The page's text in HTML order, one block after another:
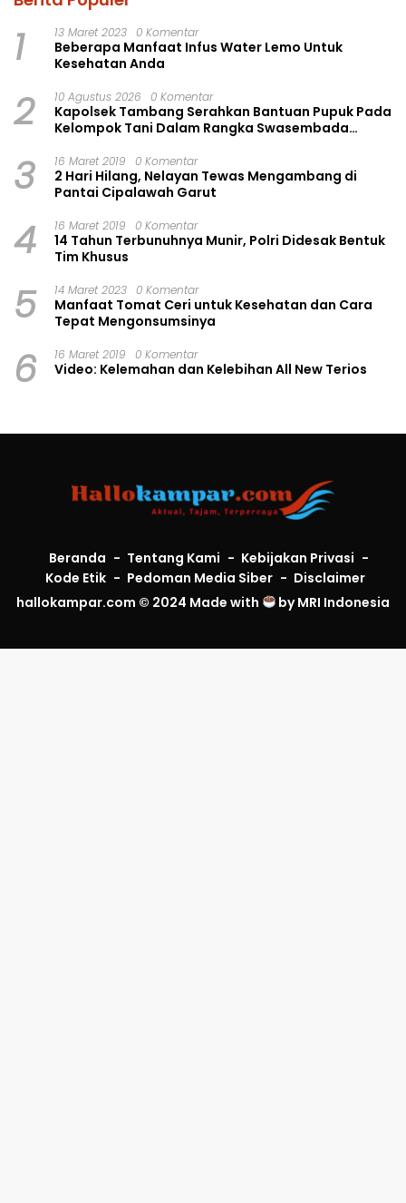
1 13 Maret 2023 0 Komentar
Beberapa Manfaat Infus Water Lemo Untuk
Kesehatan Anda
2 10 Agustus 2026 0 Komentar
Kapolsek Tambang Serahkan Bantuan Pupuk Pada
Kelompok Tani Dalam Rangka Swasembada
3 16 Maret 2019 0 Komentar
2 Hari Hilang, Nelayan Tewas Mengambang di
Pantai Cipalawah Garut
4 16 Maret 2019 0 Komentar
14 Tahun Terbunuhnya Munir, Polri Didesak Bentuk
Tim Khusus
5 14 Maret 2023 0 Komentar
Manfaat Tomat Ceri untuk Kesehatan dan Cara
Tepat Mengonsumsinya
6 16 Maret 2019 0 Komentar
Video: Kelemahan dan Kelebihan All New Terios
Beranda Tentang Kami
Kebijakan Privasi
Kode Etik
Pedoman Media Siber
Disclaimer
hallokampar.com © 2024 Made with
byMRI Indonesia